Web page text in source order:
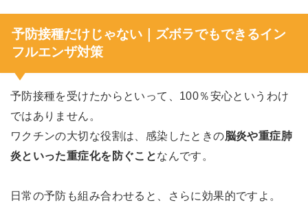
予防接種だけじゃない｜ズボラでもできるイン
フルエンザ対策
予防接種を受けたからといって、100％安心というわけ
ではありません。
ワクチンの大切な役割は、感染したときの脳炎や重症肺
炎といった重症化を防ぐことなんです。
日常の予防も組み合わせると、さらに効果的ですよ。